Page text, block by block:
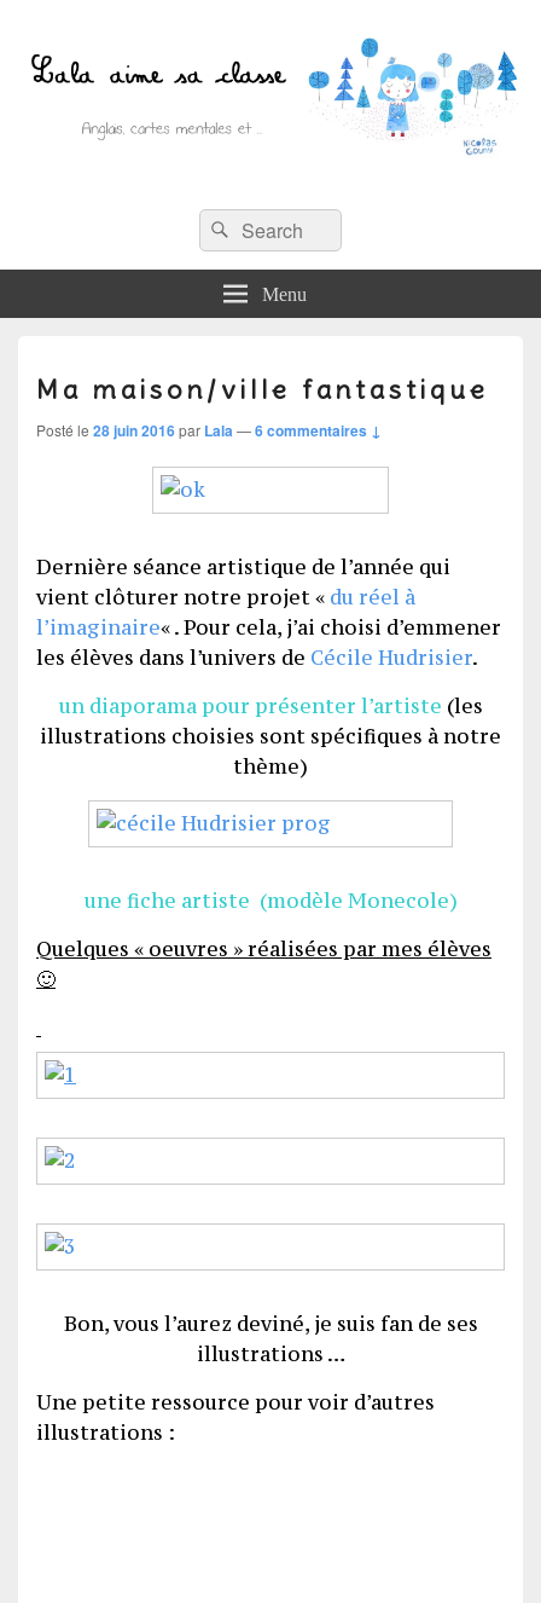
Lala aime sa classe
Anglais, cartes mentales et ….Recherche :
Rechercher
Menu
Ma maison/ville fantastique
Posté le 28 juin 2016par Lala—6 commentaires ↓
Dernière séance artistique de l’année qui
vient clôturer notre projet « du réel à
l’imaginaire« . Pour cela, j’ai choisi d’emmener
les élèves dans l’univers de Cécile Hudrisier.
un diaporama pour présenter l’artiste (les
illustrations choisies sont spécifiques à notre
thème)
une fiche artiste (modèle Monecole)
Quelques « oeuvres » réalisées par mes élèves
🙂
Bon, vous l’aurez deviné, je suis fan de ses
illustrations …
Une petite ressource pour voir d’autres
illustrations :